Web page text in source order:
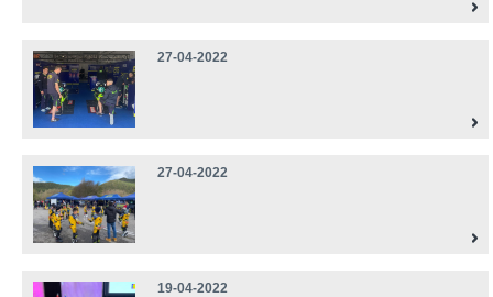
27-04-2022
27-04-2022
19-04-2022